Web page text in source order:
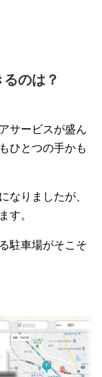
のは？
サービスが盛ん
ひとつの手かも
なりましたが、
す。
駐車場がそこそ